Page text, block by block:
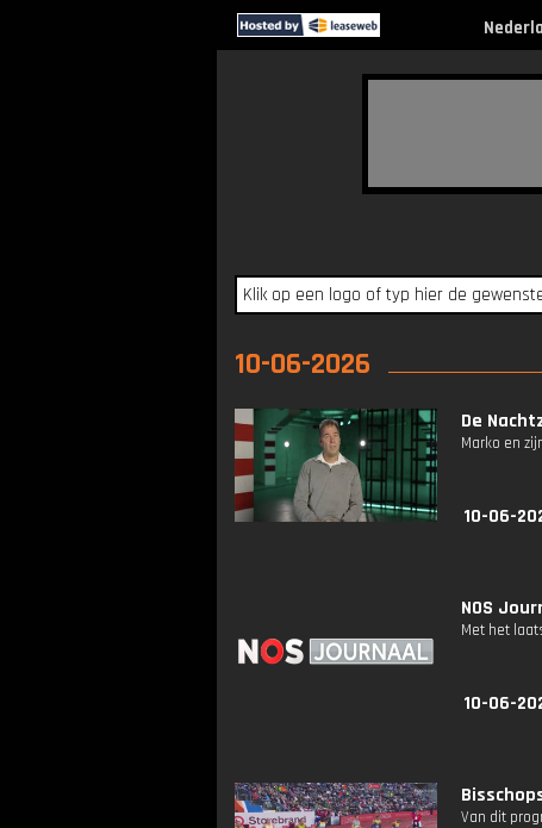
10-06-2026
De
Marko en
10-06-
NOS
Met het
10-06-
Van dit